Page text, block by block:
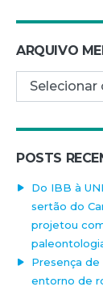
ARQUIVO
Arquivo
POSTS
Do IBB à
sertão do
projetou
Presença de
entorno de